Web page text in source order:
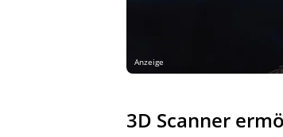
Anzeige
3D Scanner